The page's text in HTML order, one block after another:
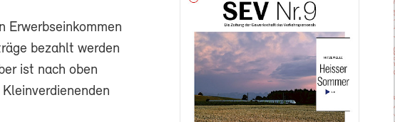
Erwerbseinkommen
bezahlt werden
ist nach oben